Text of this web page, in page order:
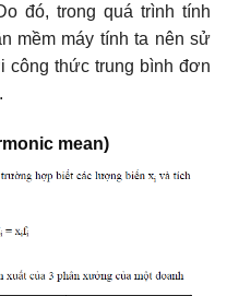
đó, trong quá trình tính
mềm máy tính ta nên sử
công thức trung bình đơn
mean)